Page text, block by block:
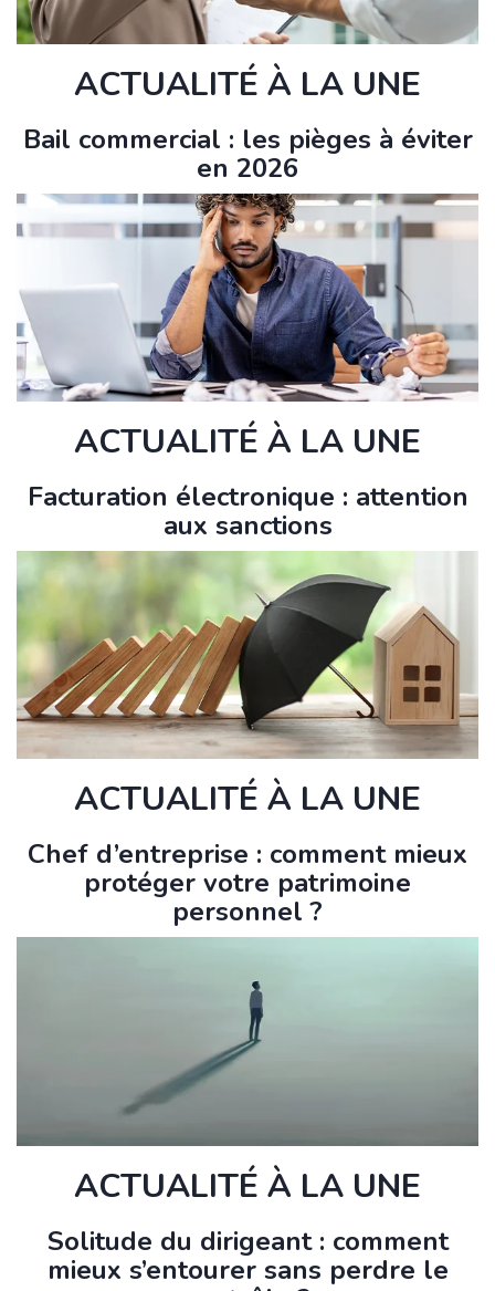
ACTUALITÉ À LA UNE
Bail commercial : les pièges à éviter
en 2026
ACTUALITÉ À LA UNE
Facturation électronique : attention
aux sanctions
ACTUALITÉ À LA UNE
Chef d’entreprise : comment mieux
protéger votre patrimoine
personnel ?
ACTUALITÉ À LA UNE
Solitude du dirigeant : comment
mieux s’entourer sans perdre le